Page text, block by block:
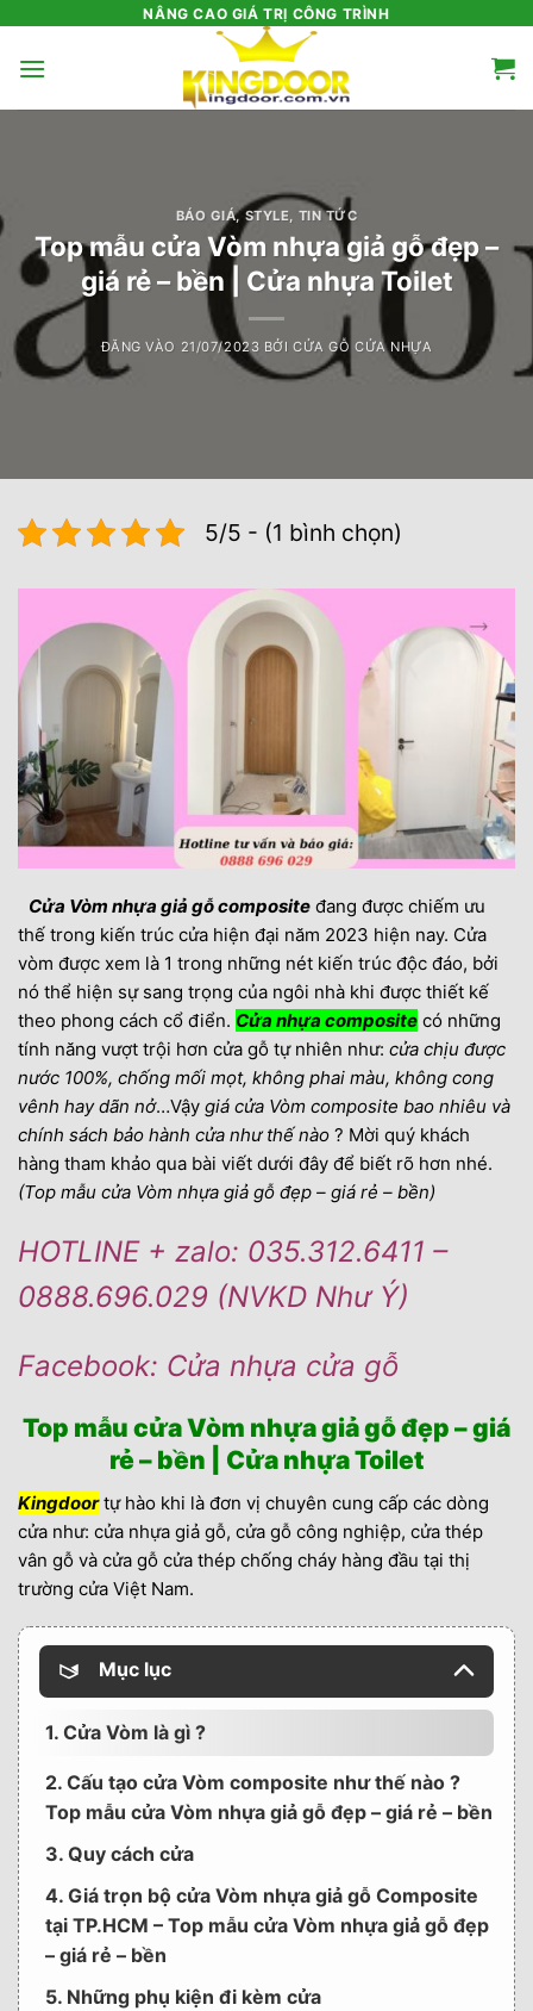
nội
NÂNG CAO GIÁ TRỊ CÔNG TRÌNH
BÁO GIÁ,STYLE TIN TỨC
Top mẫu cửa Vòm nhựa giả gỗ đẹp –
giá rẻ – bền | Cửa nhựa Toilet
ĐĂNG VÀO 21/07/2023 BỞICỬA GỖ CỬA NHỰA
5/5 - (1 bình chọn)
Cửa Vòm nhựa giả gỗ composite đang được chiếm ưu
thế trong kiến trúc cửa hiện đại năm 2023 hiện nay. Cửa
vòm được xem là 1 trong những nét kiến trúc độc đáo, bởi
nó thể hiện sự sang trọng của ngôi nhà khi được thiết kế
theo phong cách cổ điển. Cửa nhựa composite có những
tính năng vượt trội hơn cửa gỗ tự nhiên như: cửa chịu được
nước 100%, chống mối mọt, không phai màu, không cong
vênh hay dãn nở…Vậy giá cửa Vòm composite bao nhiêu và
chính sách bảo hành cửa như thế nào ? Mời quý khách
hàng tham khảo qua bài viết dưới đây để biết rõ hơn nhé.
(Top mẫu cửa Vòm nhựa giả gỗ đẹp – giá rẻ – bền)
HOTLINE + zalo: 035.312.6411 –
0888.696.029 (NVKD Như Ý)
Facebook: Cửa nhựa cửa gỗ
Top mẫu cửa Vòm nhựa giả gỗ đẹp – giá
rẻ – bền | Cửa nhựa Toilet
Kingdoor tự hào khi là đơn vị chuyên cung cấp các dòng
cửa như: cửa nhựa giả gỗ, cửa gỗ công nghiệp, cửa thép
vân gỗ và cửa gỗ cửa thép chống cháy hàng đầu tại thị
trường cửa Việt Nam.
Mục lục
1. Cửa Vòm là gì ?
2. Cấu tạo cửa Vòm composite như thế nào ?
Top mẫu cửa Vòm nhựa giả gỗ đẹp – giá rẻ – bền
3. Quy cách cửa
4. Giá trọn bộ cửa Vòm nhựa giả gỗ Composite
tại TP.HCM – Top mẫu cửa Vòm nhựa giả gỗ đẹp
– giá rẻ – bền
5. Những phụ kiện đi kèm cửa